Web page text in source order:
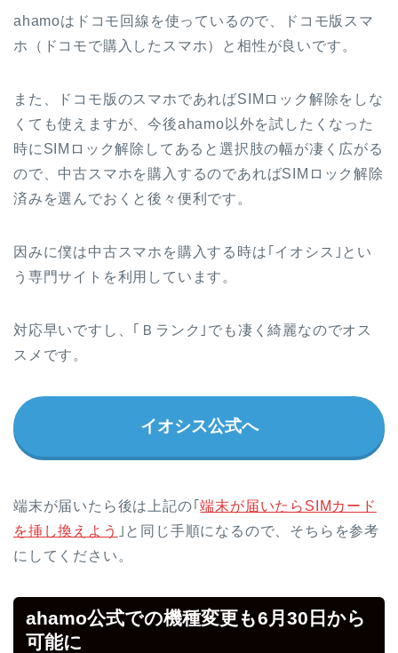
ahamoはドコモ回線を使っているので、ドコモ版スマ
ホ（ドコモで購入したスマホ）と相性が良いです。
また、ドコモ版のスマホであればSIMロック解除をしな
くても使えますが、今後ahamo以外を試したくなった
時にSIMロック解除してあると選択肢の幅が凄く広がる
ので、中古スマホを購入するのであればSIMロック解除
済みを選んでおくと後々便利です。
因みに僕は中古スマホを購入する時は｢イオシス｣とい
う専門サイトを利用しています。
対応早いですし、｢Ｂランク｣でも凄く綺麗なのでオス
スメです。
イオシス公式へ
端末が届いたら後は上記の｢端末が届いたらSIMカード
を挿し換えよう ｣と同じ手順になるので、そちらを参考
にしてください。
ahamo公式での機種変更も6月30日から
可能に